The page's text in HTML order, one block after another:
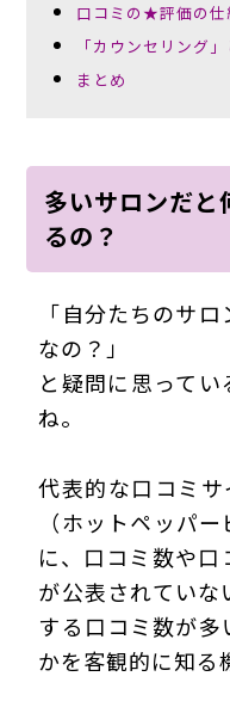
口コミの★評価の仕
「カウンセリング
まとめ
多いサロンだと
るの？
「自分たちのサ
なの？」
と疑問に思って
ね。
代表的な口コミ
（ホットペッパ
に、口コミ数や
が公表されてい
する口コミ数が
かを客観的に知る